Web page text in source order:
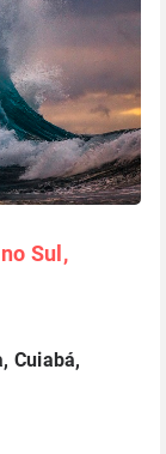
Sul,
Cuiabá,